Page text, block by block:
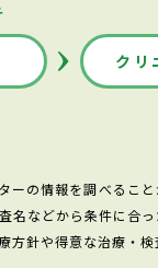
クリ
の情報を調べること
などから条件に合
針や得意な治療・検